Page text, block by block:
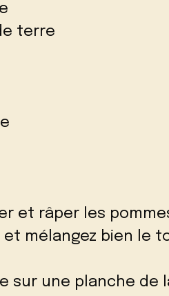
terre
et râper les
mélangez bien le
sur une planche de